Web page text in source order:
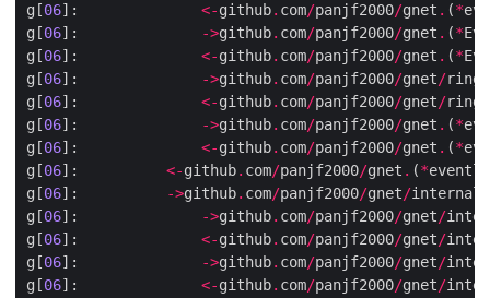
g[06]: <-github. com/panjf2000/gnet . (*
g[06]: ->github. com/panjf2000/gnet . (*
g[06]: <-github. com/panjf2000/gnet . (*
g[06]: ->github. com/panjf2000/gnet/
g[06]: <-github. com/panjf2000/gnet/
g[06]: ->github. com/panjf2000/gnet . (*
g[06]: <-github. com/panjf2000/gnet . (*
g[06]: <-github. com/panjf2000/gnet . (*
g[06]: ->github. com/panjf2000/gnet/internal
g[06]: ->github. com/panjf2000/gnet/
g[06]: <-github. com/panjf2000/gnet/
g[06]: ->github. com/panjf2000/gnet/
g[06]: <-github. com/panjf2000/gnet/